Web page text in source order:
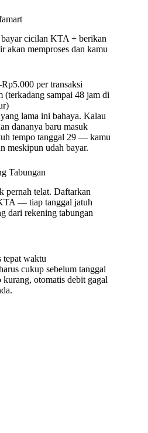
cicilan KTA + berikan
akan memproses dan kamu
per transaksi
(terkadang sampai 48 jam di
lama ini bahaya. Kalau
dananya baru masuk
tempo tanggal 29 — kamu
meskipun udah bayar.
Tabungan
pernah telat. Daftarkan
— tiap tanggal jatuh
dari rekening tabungan
tepat waktu
cukup sebelum tanggal
otomatis debit gagal